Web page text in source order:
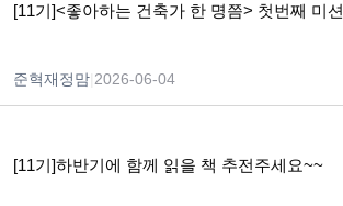
[11기]<좋아하는 건축가 한 명쯤> 첫번째 미션
준혁재정맘 2026-06-04
[11기]하반기에 함께 읽을 책 추전주세요~~